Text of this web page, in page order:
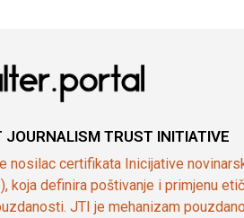
JOURNALISM TRUST INITIATIVE
nosilac certifikata Inicijative
koja definira poštivanje i primjenu
JTI je mehanizam